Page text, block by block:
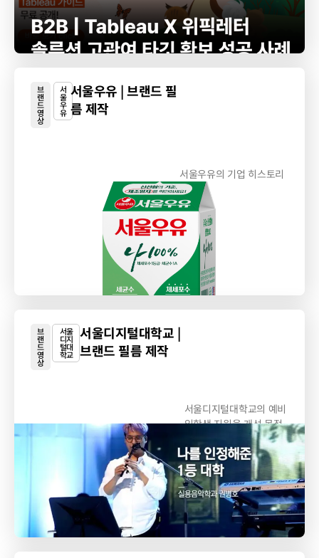
브
랜
드
영
상
서
울
우
유
서울우유 | 브랜드 필
름 제작
서울우유의 기업 히스토리
PR 목적 영상 제작
브
랜
드
영
상
서울
디지
털대
학교
서울디지털대학교 |
브랜드 필름 제작
서울디지털대학교의 예비
입학생 지원율 개선 목적